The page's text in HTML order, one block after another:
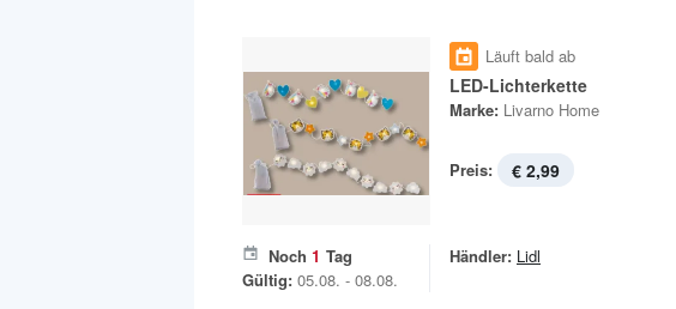
Läuft bald ab
LED-Lichterkette
Marke: Livarno Home
Preis: € 2,99
Noch 1 Tag
Gültig: 05.08. - 08.08.
Händler: Lidl